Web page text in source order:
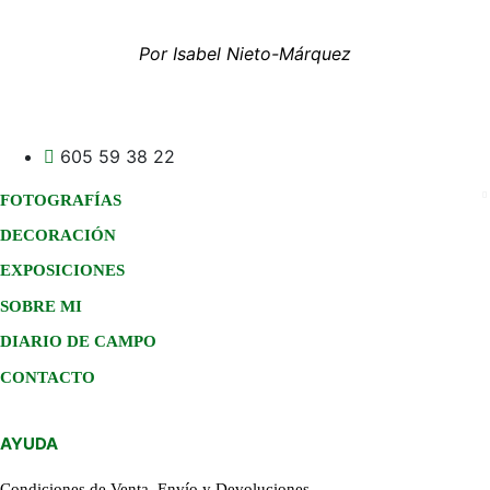
Por Isabel Nieto-Márquez
605 59 38 22
FOTOGRAFÍAS
DECORACIÓN
EXPOSICIONES
SOBRE MI
DIARIO DE CAMPO
CONTACTO
AYUDA